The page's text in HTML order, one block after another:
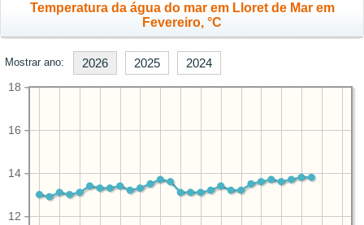
Temperatura da água do mar em Lloret de Mar em
Fevereiro, °C
Mostrar ano: 2026 2025 2024
12
14
16
18